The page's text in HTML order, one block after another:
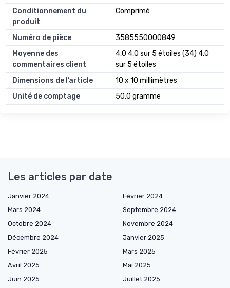
Conditionnement du
produit
Comprimé
Numéro de pièce
3585550000849
Moyenne des
commentaires client
4,0 4,0 sur 5 étoiles (34) 4,0
sur 5 étoiles
Dimensions de l’article
10 x 10 millimètres
Unité de comptage
50.0 gramme
Les articles par date
Janvier 2024
Février 2024
Mars 2024
Septembre 2024
Octobre 2024
Novembre 2024
Décembre 2024
Janvier 2025
Février 2025
Mars 2025
Avril 2025
Mai 2025
Juin 2025
Juillet 2025